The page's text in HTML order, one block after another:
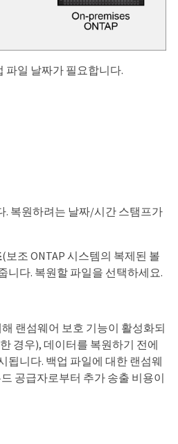
파일 날짜가 필요합니다.
복원하려는 날짜/시간 스탬프가
(보조 ONTAP 시스템의 복제된 볼
니다. 복원할 파일을 선택하세요.
랜섬웨어 보호 기능이 활성화되
경우), 데이터를 복원하기 전에
됩니다. 백업 파일에 대한 랜섬웨
공급자로부터 추가 송출 비용이